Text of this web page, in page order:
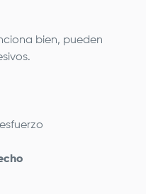
bien, pueden